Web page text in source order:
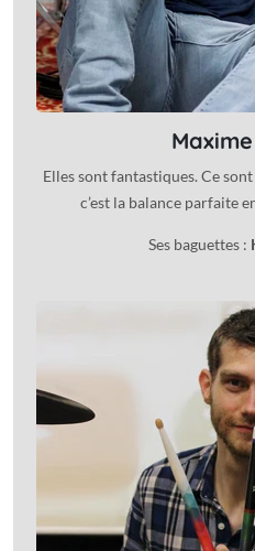
Elles sont fantastiques. Ce
c’est la balance parfaite
Ses baguettes :